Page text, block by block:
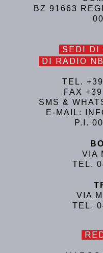
BZ 91663
SEDI DI
DI RADIO
TEL.
FAX
SMS &
E-MAIL:
P.I.
VIA
TEL.
VIA
TEL.